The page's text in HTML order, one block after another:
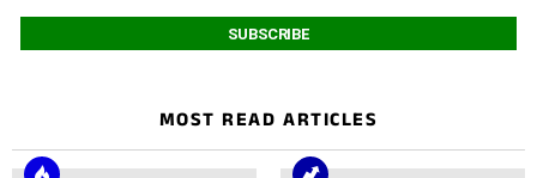
MOST READ ARTICLES